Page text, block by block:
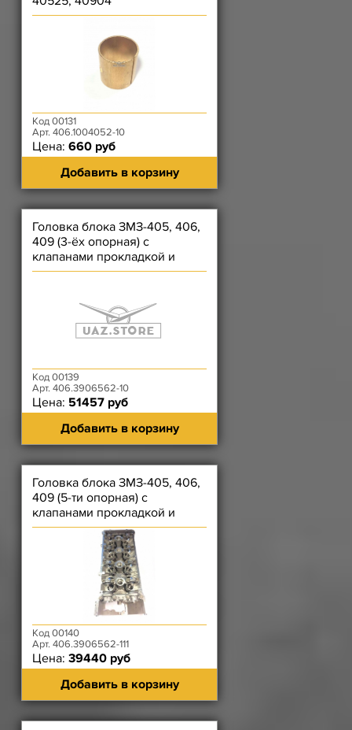
Код 00131
Арт. 406.1004052-10
Цена: 660 руб
Добавить в корзину
Головка блока ЗМЗ-405, 406,
409 (3-ёх опорная) с
клапанами прокладкой и
крепежом
Код 00139
Арт. 406.3906562-10
Цена: 51457 руб
Добавить в корзину
Головка блока ЗМЗ-405, 406,
409 (5-ти опорная) с
клапанами прокладкой и
крепежом 111
Код 00140
Арт. 406.3906562-111
Цена: 39440 руб
Добавить в корзину